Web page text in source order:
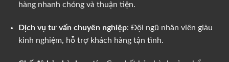
hàng nhanh chóng và thuận tiện.
Dịch vụ tư vấn chuyên nghiệp: Đội ngũ nhân viên giàu
kinh nghiệm, hỗ trợ khách hàng tận tình.